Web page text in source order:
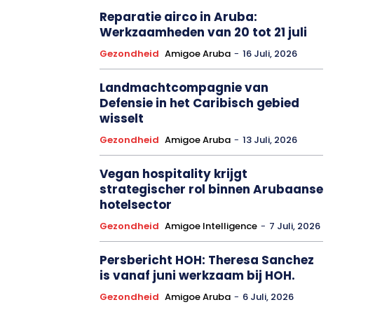
Reparatie airco in Aruba:
Werkzaamheden van 20 tot 21 juli
Gezondheid Amigoe Aruba - 16 Juli, 2026
Landmachtcompagnie van
Defensie in het Caribisch gebied
wisselt
Gezondheid Amigoe Aruba - 13 Juli, 2026
Vegan hospitality krijgt
strategischer rol binnen Arubaanse
hotelsector
Gezondheid Amigoe Intelligence - 7 Juli, 2026
Persbericht HOH: Theresa Sanchez
is vanaf juni werkzaam bij HOH.
Gezondheid Amigoe Aruba - 6 Juli, 2026